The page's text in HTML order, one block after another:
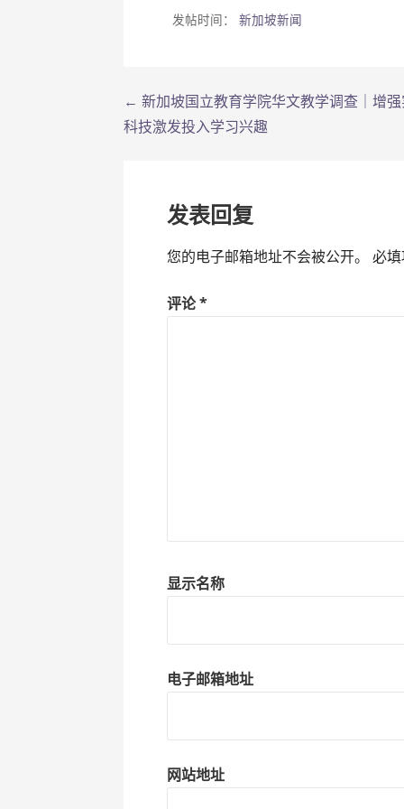
发帖时间：新加坡新闻
文
← 新加坡国立教育学院华文教学调查｜增
科技激发投入学习兴趣
发表回复
您的电子邮箱地址不会被公开。 必
评论*
显示名称
电子邮箱地址
网站地址